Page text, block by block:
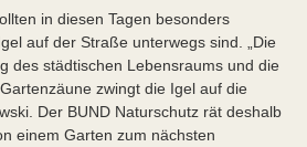
in diesen Tagen besonders
auf der Straße unterwegs sind. „Die
des städtischen Lebensraums und die
zwingt die Igel auf die
Der BUND Naturschutz rät deshalb
einem Garten zum nächsten